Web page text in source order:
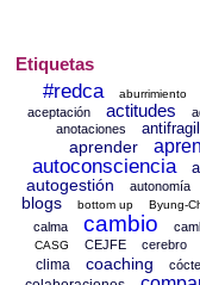
Etiquetas
#redca aburrimiento
aceptación actitudes
anotaciones
aprender
autoconsciencia
autogestión autonomía
blogs bottom up Byung-
calma cambio
CASG CEJFE cerebro
clima coaching